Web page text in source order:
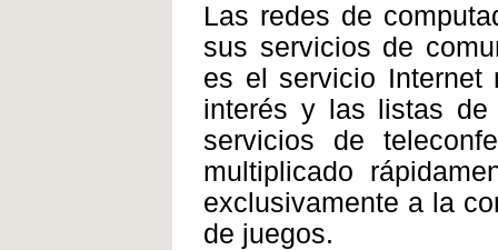
Las redes de
sus servicios de
es el servicio Internet
interés y las listas de
servicios de
multiplicado
exclusivamente a la
de juegos.